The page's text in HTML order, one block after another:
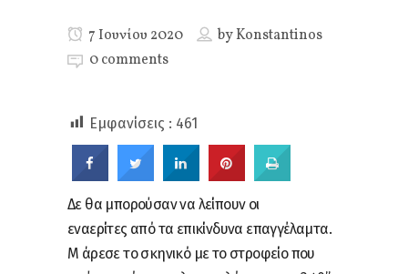
7 Ιουνίου 2020 byKonstantinos
0 comments
Εμφανίσεις : 461
Δε θα μπορούσαν να λείπουν οι
εναερίτες από τα επικίνδυνα επαγγέλαμτα.
Μ άρεσε το σκηνικό με το στροφείο που